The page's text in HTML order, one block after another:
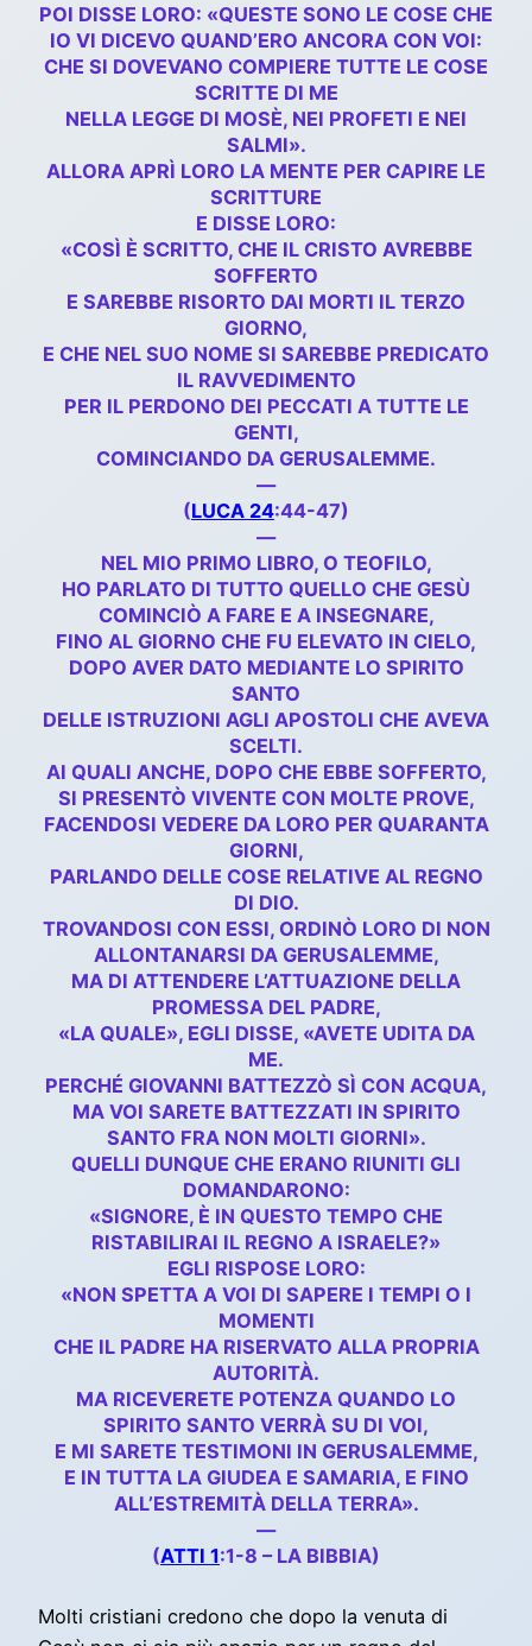
POI DISSE LORO: «QUESTE SONO LE COSE CHE
IO VI DICEVO QUAND’ERO ANCORA CON VOI:
CHE SI DOVEVANO COMPIERE TUTTE LE COSE
SCRITTE DI ME
NELLA LEGGE DI MOSÈ, NEI PROFETI E NEI
SALMI».
ALLORA APRÌ LORO LA MENTE PER CAPIRE LE
SCRITTURE
E DISSE LORO:
«COSÌ È SCRITTO, CHE IL CRISTO AVREBBE
SOFFERTO
E SAREBBE RISORTO DAI MORTI IL TERZO
GIORNO,
E CHE NEL SUO NOME SI SAREBBE PREDICATO
IL RAVVEDIMENTO
PER IL PERDONO DEI PECCATI A TUTTE LE
GENTI,
COMINCIANDO DA GERUSALEMME.
—
(LUCA 24:44-47)
—
NEL MIO PRIMO LIBRO, O TEOFILO,
HO PARLATO DI TUTTO QUELLO CHE GESÙ
COMINCIÒ A FARE E A INSEGNARE,
FINO AL GIORNO CHE FU ELEVATO IN CIELO,
DOPO AVER DATO MEDIANTE LO SPIRITO
SANTO
DELLE ISTRUZIONI AGLI APOSTOLI CHE AVEVA
SCELTI.
AI QUALI ANCHE, DOPO CHE EBBE SOFFERTO,
SI PRESENTÒ VIVENTE CON MOLTE PROVE,
FACENDOSI VEDERE DA LORO PER QUARANTA
GIORNI,
PARLANDO DELLE COSE RELATIVE AL REGNO
DI DIO.
TROVANDOSI CON ESSI, ORDINÒ LORO DI NON
ALLONTANARSI DA GERUSALEMME,
MA DI ATTENDERE L’ATTUAZIONE DELLA
PROMESSA DEL PADRE,
«LA QUALE», EGLI DISSE, «AVETE UDITA DA
ME.
PERCHÉ GIOVANNI BATTEZZÒ SÌ CON ACQUA,
MA VOI SARETE BATTEZZATI IN SPIRITO
SANTO FRA NON MOLTI GIORNI».
QUELLI DUNQUE CHE ERANO RIUNITI GLI
DOMANDARONO:
«SIGNORE, È IN QUESTO TEMPO CHE
RISTABILIRAI IL REGNO A ISRAELE?»
EGLI RISPOSE LORO:
«NON SPETTA A VOI DI SAPERE I TEMPI O I
MOMENTI
CHE IL PADRE HA RISERVATO ALLA PROPRIA
AUTORITÀ.
MA RICEVERETE POTENZA QUANDO LO
SPIRITO SANTO VERRÀ SU DI VOI,
E MI SARETE TESTIMONI IN GERUSALEMME,
E IN TUTTA LA GIUDEA E SAMARIA, E FINO
ALL’ESTREMITÀ DELLA TERRA».
—
(ATTI 1:1-8 – LA BIBBIA)
Molti cristiani credono che dopo la venuta di